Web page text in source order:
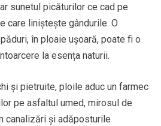
sunetul picăturilor ce cad pe
care liniștește gândurile. O
în ploaie ușoară, poate fi o
la esența naturii.
și pietruite, ploile aduc un farmec
pe asfaltul umed, mirosul de
canalizări și adăposturile